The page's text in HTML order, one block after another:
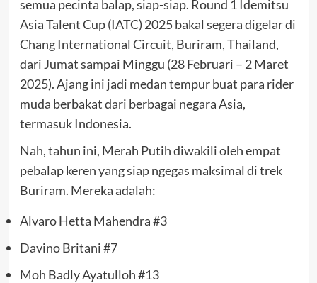
semua pecinta balap, siap-siap. Round 1 Idemitsu
Asia Talent Cup (IATC) 2025 bakal segera digelar di
Chang International Circuit, Buriram, Thailand,
dari Jumat sampai Minggu (28 Februari – 2 Maret
2025). Ajang ini jadi medan tempur buat para rider
muda berbakat dari berbagai negara Asia,
termasuk Indonesia.
Nah, tahun ini, Merah Putih diwakili oleh empat
pebalap keren yang siap ngegas maksimal di trek
Buriram. Mereka adalah:
Alvaro Hetta Mahendra #3
Davino Britani #7
Moh Badly Ayatulloh #13